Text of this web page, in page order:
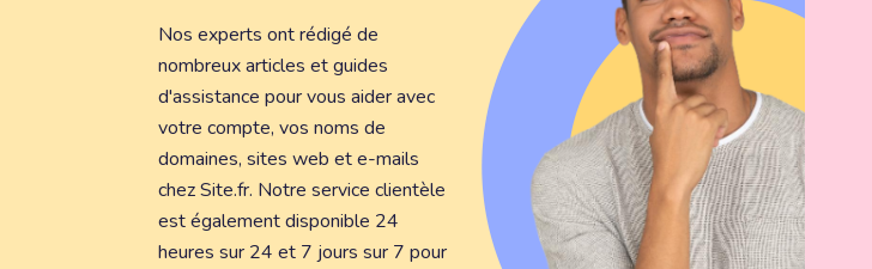
Nos experts ont rédigé de
nombreux articles et guides
d'assistance pour vous aider avec
votre compte, vos noms de
domaines, sites web et e-mails
chez Site.fr. Notre service clientèle
est également disponible 24
heures sur 24 et 7 jours sur 7 pour